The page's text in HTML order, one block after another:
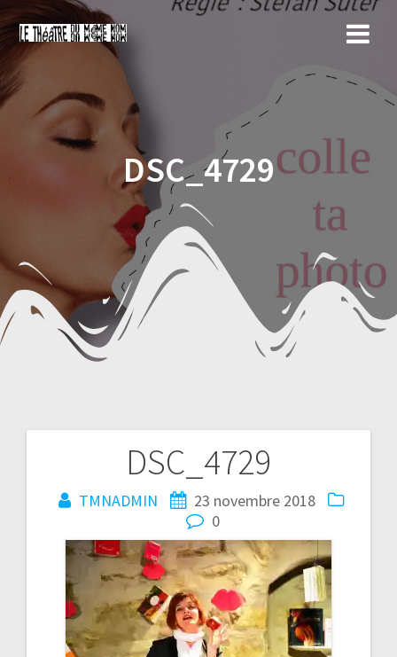
Skip
DSC_4729
DSC_4729
TMNADMIN
23 novembre 2018
0
Navigation
de
l’article